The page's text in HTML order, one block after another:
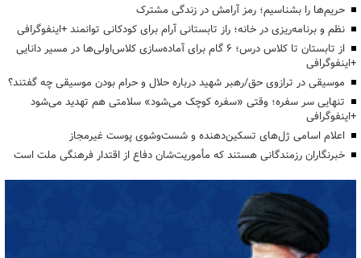
حریم‌ها را بشناسیم؛ رمز آرامش در زندگی مشترک
نظم و برنامه‌ریزی در خانه؛ راز تابستانی آرام برای کودکانی توانمند +اینفوگرافی
از تابستان تا کلاس درس؛ ۶ گام برای آماده‌سازی کلاس‌اولی‌ها در مسیر دانایی
+اینفوگرافی
موسیقی در ترازوی حق/رهبر شهید درباره حلال و حرام بودن موسیقی چه گفتند؟
تنهایی سر سفره؛ وقتی «سفره کوچک می‌شود» سلامتی هم تهدید می‌شود
+اینفوگرافی
اعلام اسامی ژل‌های تسکین‌دهنده و شست‌وشوی پوست غیرمجاز
خبرنگاران رزمندگانی هستند که مأموریت‌شان دفاع از اقتدار فرهنگی ملت است